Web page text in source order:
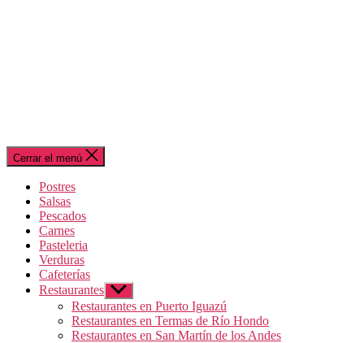
Cerrar el menú
Postres
Salsas
Pescados
Carnes
Pasteleria
Verduras
Cafeterías
Restaurantes Mostrar
el
submenú
Restaurantes en Puerto Iguazú
Restaurantes en Termas de Río Hondo
Restaurantes en San Martín de los Andes